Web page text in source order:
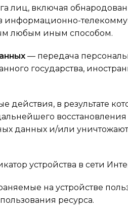
лиц, включая
любым иным способом.
— передача
государства,
действия, в результате
данных и/или
устройства в сети
на устройстве
ресурса.